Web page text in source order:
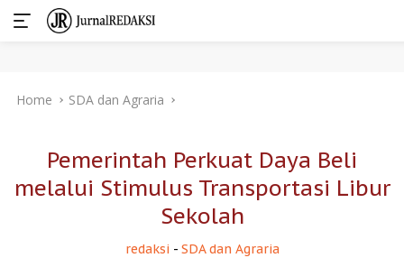
Home SDA dan Agraria
Pemerintah Perkuat Daya Beli
melalui Stimulus Transportasi Libur
Sekolah
redaksi - SDA dan Agraria